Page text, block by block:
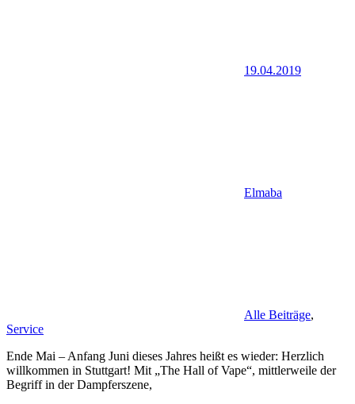
19.04.2019
Elmaba
Alle Beiträge,
Service
Ende Mai – Anfang Juni dieses Jahres heißt es wieder: Herzlich
willkommen in Stuttgart! Mit „The Hall of Vape“, mittlerweile der
Begriff in der Dampferszene,